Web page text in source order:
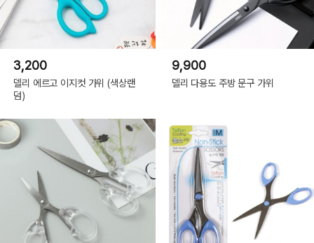
3,200
델리 에르고 이지컷 가위 (색상랜
덤)
9,900
델리 다용도 주방 문구 가위